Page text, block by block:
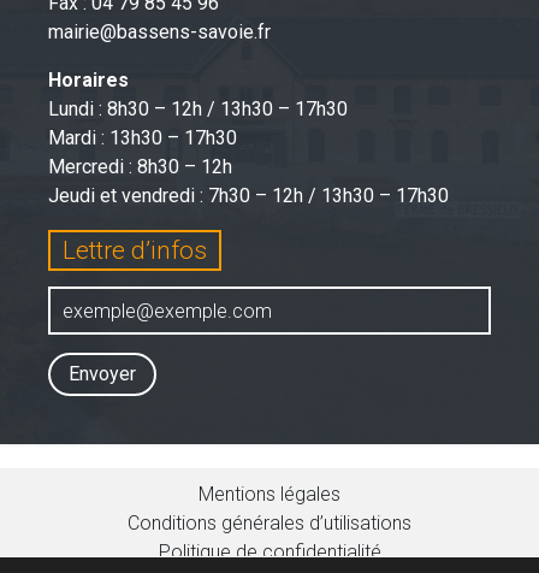
mairie@bassens-savoie.fr
Horaires
Lundi : 8h30 – 12h / 13h30 – 17h30
Mardi : 13h30 – 17h30
Mercredi : 8h30 – 12h
Jeudi et vendredi : 7h30 – 12h / 13h30 – 17h30
Lettre d’infos
Envoyer
Mentions légales
Conditions générales d’utilisations
Politique de confidentialité